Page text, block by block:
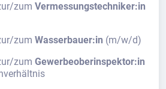
zum Vermessungstechniker:in
zum Wasserbauer:in (m/w/d)
zum Gewerbeoberinspektor:in